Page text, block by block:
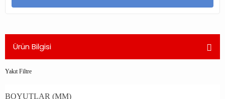
Ürün Bilgisi
Yakıt Filtre
BOYUTLAR (MM)